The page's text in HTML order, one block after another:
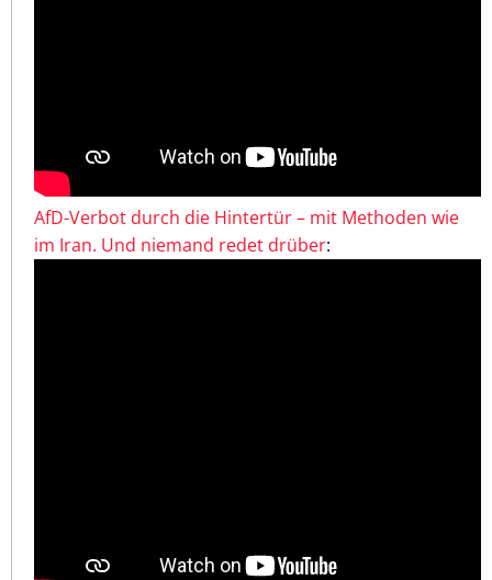
AfD-Verbot durch die Hintertür – mit Methoden wie
im Iran. Und niemand redet drüber: